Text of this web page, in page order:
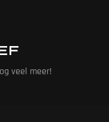
veel meer!